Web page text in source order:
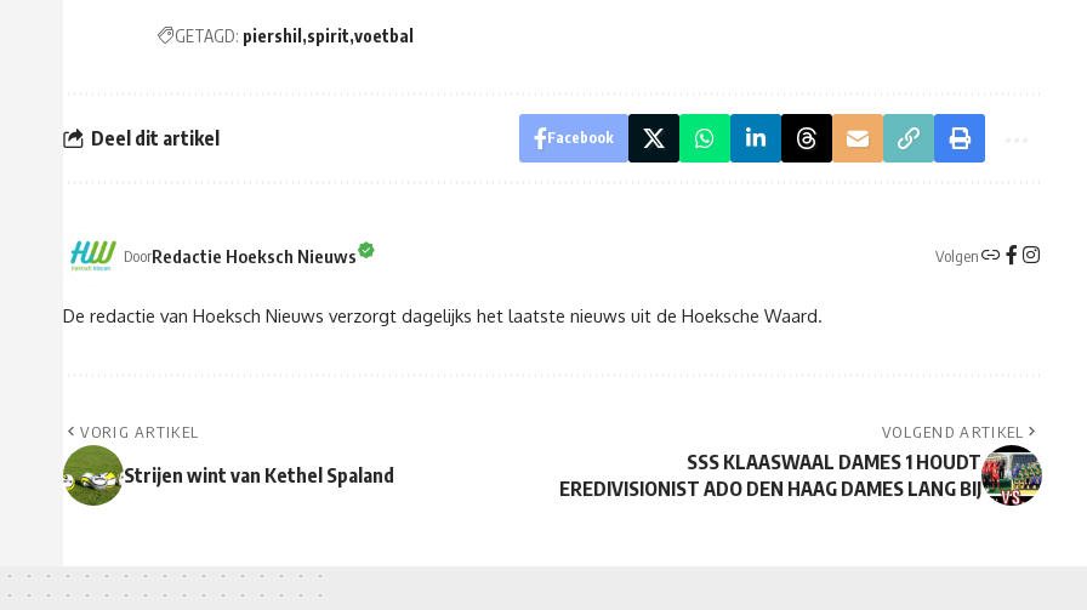
GETAGD: piershil spirit voetbal
Deel dit artikel Facebook
DoorRedactie Hoeksch Nieuws Volgen
De redactie van Hoeksch Nieuws verzorgt dagelijks het laatste nieuws uit de Hoeksche Waard.
VORIG ARTIKEL
Strijen wint van Kethel Spaland
VOLGEND ARTIKEL
SSS KLAASWAAL DAMES 1 HOUDT
EREDIVISIONIST ADO DEN HAAG DAMES LANG BIJ